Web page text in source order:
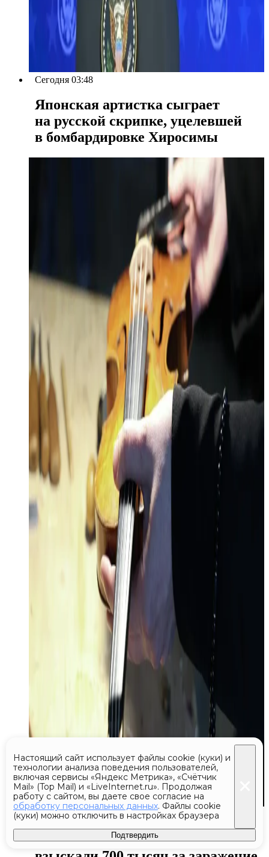
Сегодня 03:48
Японская артистка сыграет
на русской скрипке, уцелевшей
в бомбардировке Хиросимы
Сегодня 03:18
На Камчатке с онкодиспансера
Настоящий сайт использует файлы cookie (куки) и
технологии анализа поведения пользователей,
включая сервисы «Яндекс Метрика», «Счётчик
Mail» (Top Mail) и «LiveInternet.ru». Продолжая
работу с сайтом, вы даете свое согласие на
обработку персональных данных. Файлы cookie
(куки) можно отключить в настройках браузера
Подтвердить